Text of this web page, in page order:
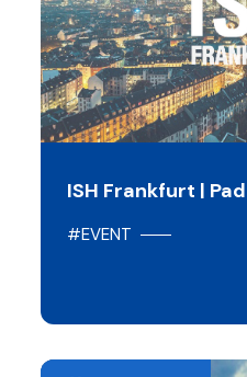
ISH Frankfurt |
#EVENT